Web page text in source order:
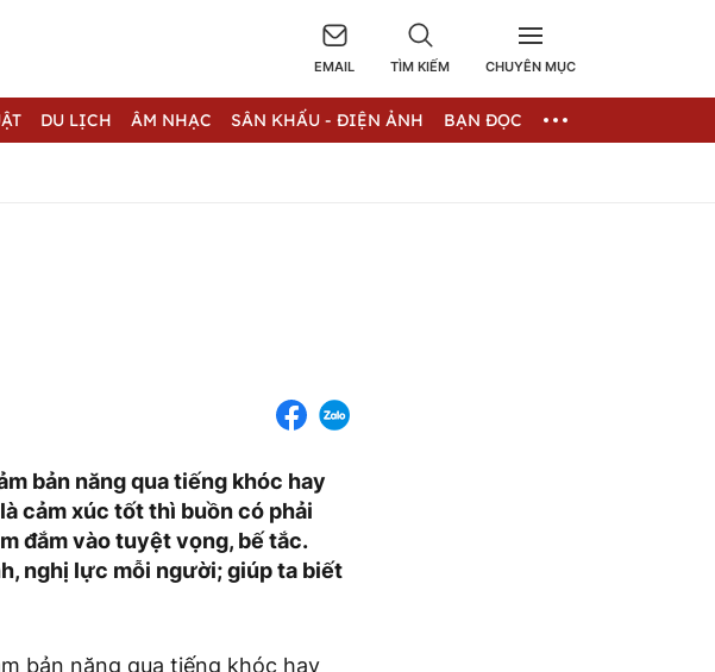
EMAIL TÌM KIẾM CHUYÊN MỤC
DU LỊCH ÂM NHẠC SÂN KHẤU - ĐIỆN ẢNH BẠN ĐỌC
bản năng qua tiếng khóc hay
cảm xúc tốt thì buồn có phải
đắm vào tuyệt vọng, bế tắc.
nghị lực mỗi người; giúp ta biết
bản năng qua tiếng khóc hay